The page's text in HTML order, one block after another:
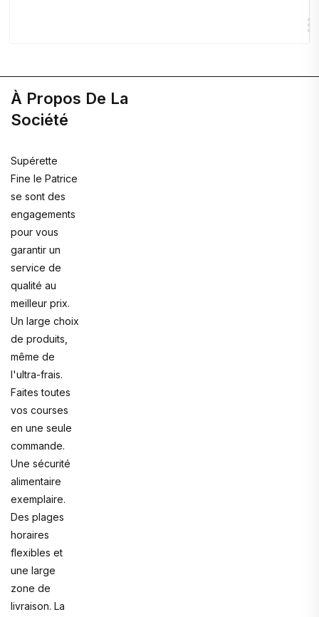
À Propos De La
Société
Supérette
Fine le Patrice
se sont des
engagements
pour vous
garantir un
service de
qualité au
meilleur prix.
Un large choix
de produits,
même de
l'ultra-frais.
Faites toutes
vos courses
en une seule
commande.
Une sécurité
alimentaire
exemplaire.
Des plages
horaires
flexibles et
une large
zone de
livraison. La